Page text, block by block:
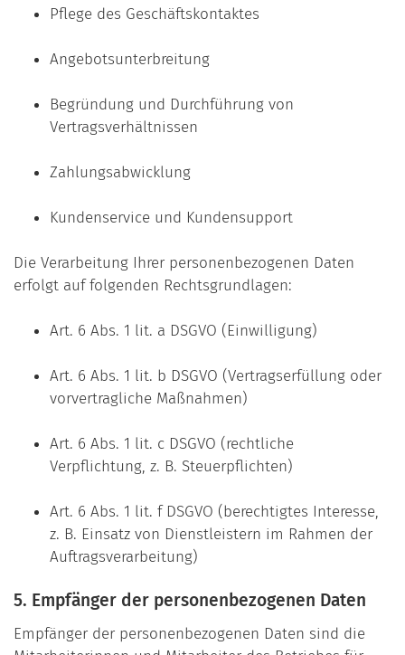
Pflege des Geschäftskontaktes
Angebotsunterbreitung
Begründung und Durchführung von
Vertragsverhältnissen
Zahlungsabwicklung
Kundenservice und Kundensupport
Die Verarbeitung Ihrer personenbezogenen Daten
erfolgt auf folgenden Rechtsgrundlagen:
Art. 6 Abs. 1 lit. a DSGVO (Einwilligung)
Art. 6 Abs. 1 lit. b DSGVO (Vertragserfüllung oder
vorvertragliche Maßnahmen)
Art. 6 Abs. 1 lit. c DSGVO (rechtliche
Verpflichtung, z. B. Steuerpflichten)
Art. 6 Abs. 1 lit. f DSGVO (berechtigtes Interesse,
z. B. Einsatz von Dienstleistern im Rahmen der
Auftragsverarbeitung)
5. Empfänger der personenbezogenen Daten
Empfänger der personenbezogenen Daten sind die